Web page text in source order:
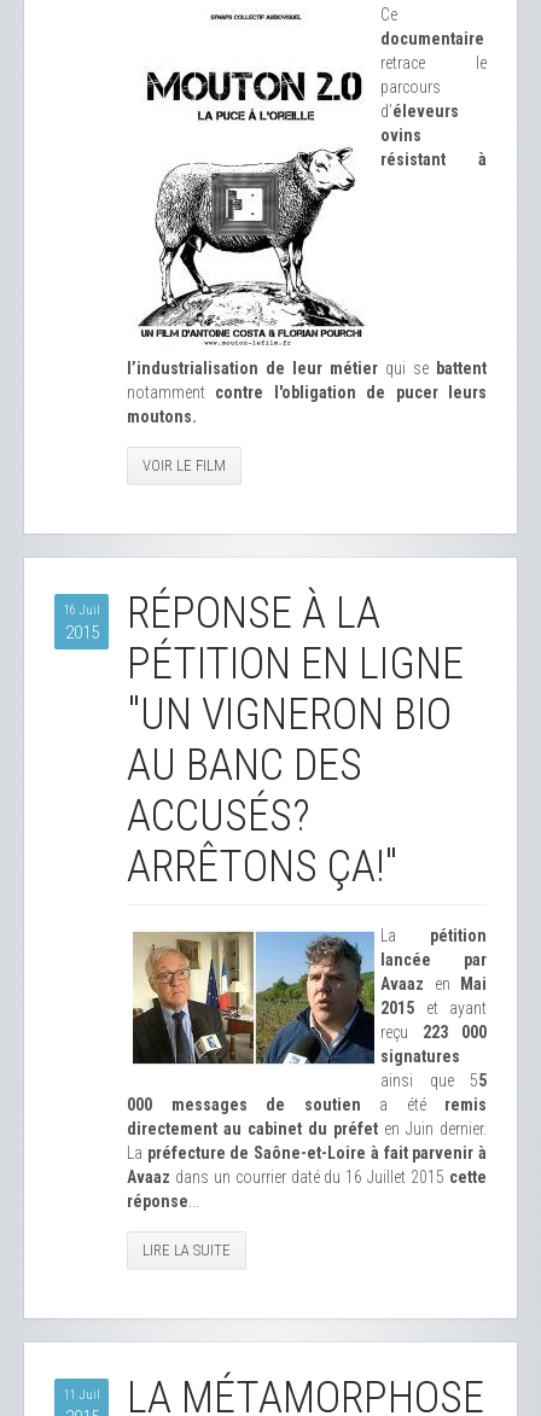
Ce
documentaire
retrace le
parcours
d’éleveurs
ovins
résistant à
l’industrialisation de leur métier qui se battent
notamment contre l'obligation de pucer leurs
moutons.
VOIR LE FILM
16 Juil
2015
RÉPONSE À LA
PÉTITION EN LIGNE
"UN VIGNERON BIO
AU BANC DES
ACCUSÉS?
ARRÊTONS ÇA!"
La pétition
lancée par
Avaaz en
Mai
2015 et ayant
reçu 223 000
signatures
ainsi que 55
000 messages de soutien a été remis
directement au cabinet du préfet en Juin dernier.
La préfecture de Saône-et-Loire à fait parvenir à
Avaaz dans un courrier daté du 16 Juillet 2015 cette
réponse
LIRE LA SUITE
11 Juil
LA MÉTAMORPHOSE